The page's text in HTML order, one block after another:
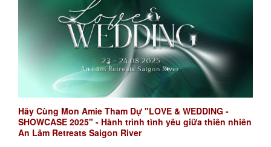
Hãy Cùng Mon Amie Tham Dự "LOVE & WEDDING -
SHOWCASE 2025" - Hành trình tình yêu giữa thiên nhiên
An Lâm Retreats Saigon River